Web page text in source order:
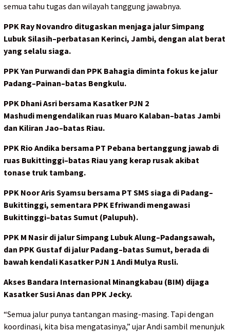
semua tahu tugas dan wilayah tanggung jawabnya.
PPK Ray Novandro ditugaskan menjaga jalur Simpang
Lubuk Silasih–perbatasan Kerinci, Jambi, dengan alat berat
yang selalu siaga.
PPK Yan Purwandi dan PPK Bahagia diminta fokus ke jalur
Padang–Painan–batas Bengkulu.
PPK Dhani Asri bersama Kasatker PJN 2
Mashudi mengendalikan ruas Muaro Kalaban–batas Jambi
dan Kiliran Jao–batas Riau.
PPK Rio Andika bersama PT Pebana bertanggung jawab di
ruas Bukittinggi–batas Riau yang kerap rusak akibat
tonase truk tambang.
PPK Noor Aris Syamsu bersama PT SMS siaga di Padang–
Bukittinggi, sementara PPK Efriwandi mengawasi
Bukittinggi–batas Sumut (Palupuh).
PPK M Nasir di jalur Simpang Lubuk Alung–Padangsawah,
dan PPK Gustaf di jalur Padang–batas Sumut, berada di
bawah kendali Kasatker PJN 1 Andi Mulya Rusli.
Akses Bandara Internasional Minangkabau (BIM) dijaga
Kasatker Susi Anas dan PPK Jecky.
“Semua jalur punya tantangan masing-masing. Tapi dengan
koordinasi, kita bisa mengatasinya,” ujar Andi sambil menunjuk